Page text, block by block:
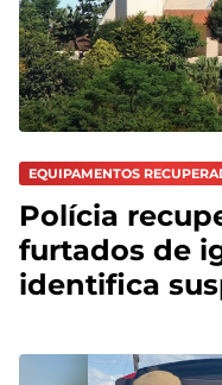
EQUIPAMENTOS
Polícia
furtados de
identifica